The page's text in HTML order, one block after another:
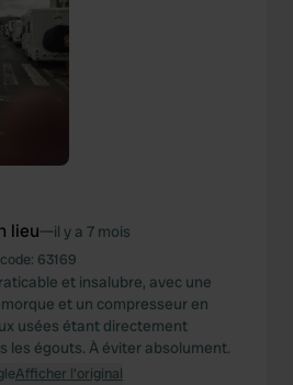
lieu—il y a 7 mois
63169
et insalubre, avec une
et un compresseur en
usées étant directement
les égouts. À éviter absolument.
Afficher l'original